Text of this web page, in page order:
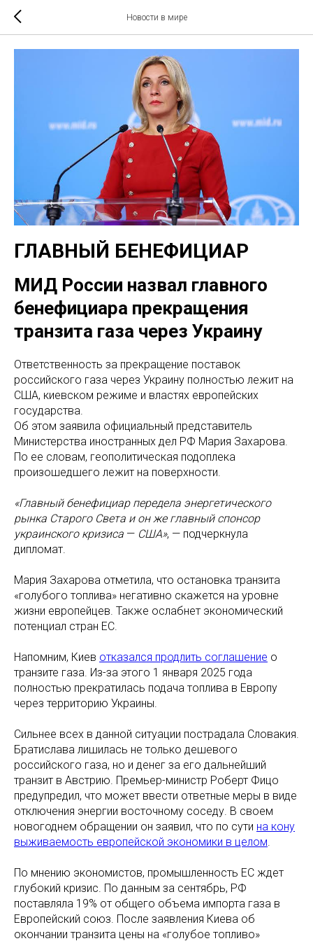
Новости в мире
ГЛАВНЫЙ БЕНЕФИЦИАР
МИД России назвал главного
бенефициара прекращения
транзита газа через Украину
Ответственность за прекращение поставок
российского газа через Украину полностью лежит на
США, киевском режиме и властях европейских
государства.
Об этом заявила официальный представитель
Министерства иностранных дел РФ Мария Захарова.
По ее словам, геополитическая подоплека
произошедшего лежит на поверхности.
«Главный бенефициар передела энергетического
рынка Старого Света и он же главный спонсор
украинского кризиса — США», — подчеркнула
дипломат.
Мария Захарова отметила, что остановка транзита
«голубого топлива» негативно скажется на уровне
жизни европейцев. Также ослабнет экономический
потенциал стран ЕС.
Напомним, Киев отказался продлить соглашение о
транзите газа. Из-за этого 1 января 2025 года
полностью прекратилась подача топлива в Европу
через территорию Украины.
Сильнее всех в данной ситуации пострадала Словакия.
Братислава лишилась не только дешевого
российского газа, но и денег за его дальнейший
транзит в Австрию. Премьер-министр Роберт Фицо
предупредил, что может ввести ответные меры в виде
отключения энергии восточному соседу. В своем
новогоднем обращении он заявил, что по сути на кону
выживаемость европейской экономики в целом.
По мнению экономистов, промышленность ЕС ждет
глубокий кризис. По данным за сентябрь, РФ
поставляла 19% от общего объема импорта газа в
Европейский союз. После заявления Киева об
окончании транзита цены на «голубое топливо»